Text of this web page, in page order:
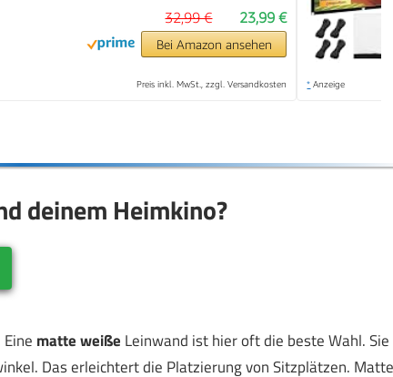
23,99 €
32,99 €
Bei Amazon ansehen
Preis inkl. MwSt., zzgl. Versandkosten * Anzeige
deinem Heimkino?
matte weiße Leinwand ist hier oft die beste Wahl. Sie
Das erleichtert die Platzierung von Sitzplätzen. Matte